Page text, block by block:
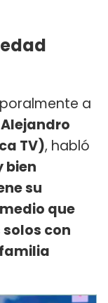
a
Alejandro
TV), habló
bien
su
que
con